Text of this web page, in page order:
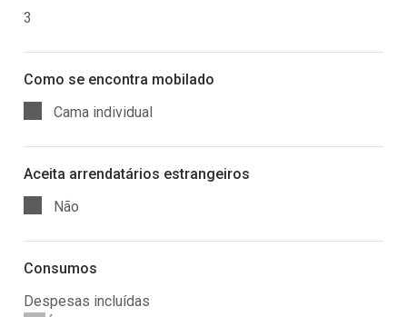
3
Como se encontra mobilado
Cama individual
Aceita arrendatários estrangeiros
Não
Consumos
Despesas incluídas